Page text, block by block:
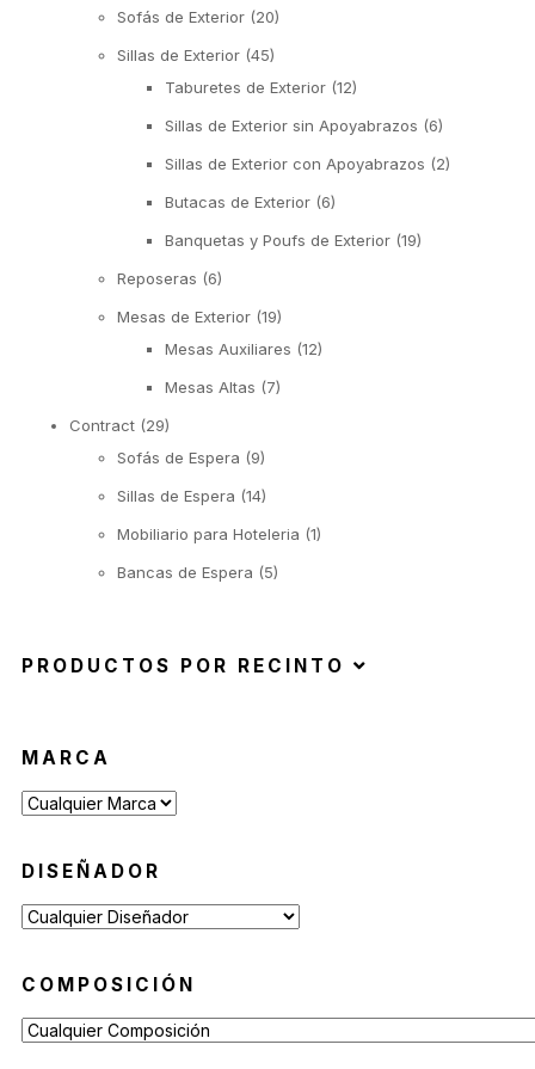
Sofás de Exterior (20)
Sillas de Exterior (45)
Taburetes de Exterior (12)
Sillas de Exterior sin Apoyabrazos (6)
Sillas de Exterior con Apoyabrazos (2)
Butacas de Exterior (6)
Banquetas y Poufs de Exterior (19)
Reposeras (6)
Mesas de Exterior (19)
Mesas Auxiliares (12)
Mesas Altas (7)
Contract (29)
Sofás de Espera (9)
Sillas de Espera (14)
Mobiliario para Hoteleria (1)
Bancas de Espera (5)
PRODUCTOS POR RECINTO
MARCA
DISEÑADOR
COMPOSICIÓN